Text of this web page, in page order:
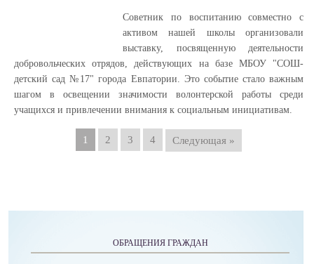
Советник по воспитанию совместно с
активом нашей школы организовали
выставку, посвященную деятельности
добровольческих отрядов, действующих на базе МБОУ "СОШ-
детский сад №17" города Евпатории. Это событие стало важным
шагом в освещении значимости волонтерской работы среди
учащихся и привлечении внимания к социальным инициативам.
1 2 3 4 Следующая »
ОБРАЩЕНИЯ ГРАЖДАН